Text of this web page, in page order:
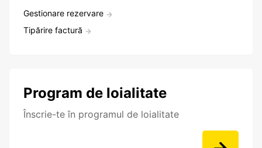
Gestionare rezervare
Tipărire factură
Program de loialitate
Înscrie-te în programul de loialitate